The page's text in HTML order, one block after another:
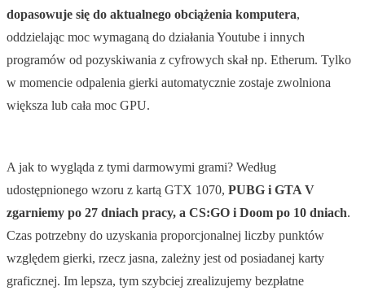
dopasowuje się do aktualnego obciążenia komputera,
oddzielając moc wymaganą do działania Youtube i innych
programów od pozyskiwania z cyfrowych skał np. Etherum. Tylko
w momencie odpalenia gierki automatycznie zostaje zwolniona
większa lub cała moc GPU.
A jak to wygląda z tymi darmowymi grami? Według
udostępnionego wzoru z kartą GTX 1070, PUBG i GTA V
zgarniemy po 27 dniach pracy, a CS:GO i Doom po 10 dniach.
Czas potrzebny do uzyskania proporcjonalnej liczby punktów
względem gierki, rzecz jasna, zależny jest od posiadanej karty
graficznej. Im lepsza, tym szybciej zrealizujemy bezpłatne